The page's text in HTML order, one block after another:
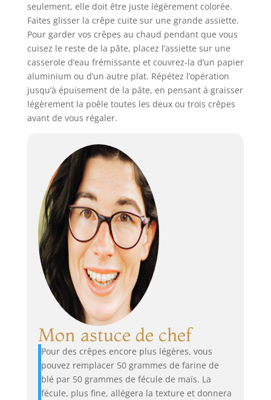
seulement, elle doit être juste légèrement colorée.
Faites glisser la crêpe cuite sur une grande assiette.
Pour garder vos crêpes au chaud pendant que vous
cuisez le reste de la pâte, placez l’assiette sur une
casserole d’eau frémissante et couvrez-la d’un papier
aluminium ou d’un autre plat. Répétez l’opération
jusqu’à épuisement de la pâte, en pensant à graisser
légèrement la poêle toutes les deux ou trois crêpes
avant de vous régaler.
Mon astuce de chef
Pour des crêpes encore plus légères, vous
pouvez remplacer 50 grammes de farine de
blé par 50 grammes de fécule de maïs. La
fécule, plus fine, allégera la texture et donnera